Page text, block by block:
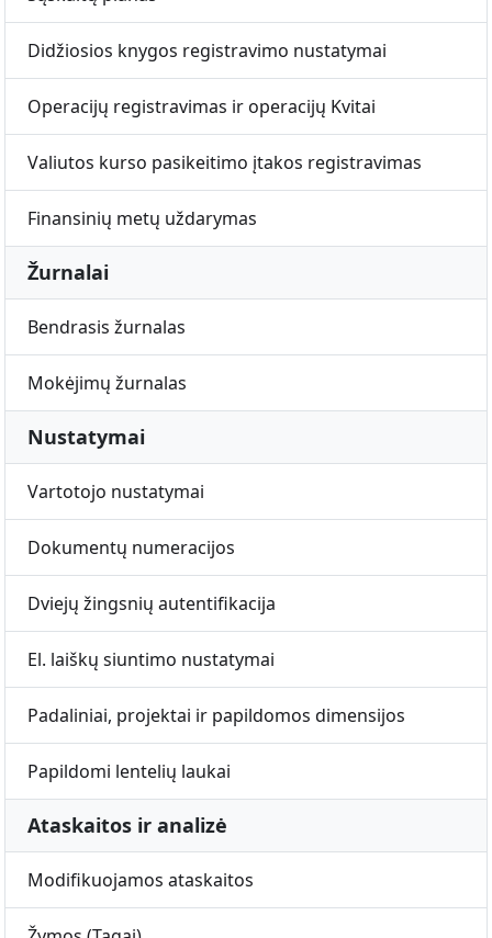
Didžiosios knygos registravimo nustatymai
Operacijų registravimas ir operacijų Kvitai
Valiutos kurso pasikeitimo įtakos registravimas
Finansinių metų uždarymas
Žurnalai
Bendrasis žurnalas
Mokėjimų žurnalas
Nustatymai
Vartotojo nustatymai
Dokumentų numeracijos
Dviejų žingsnių autentifikacija
El. laiškų siuntimo nustatymai
Padaliniai, projektai ir papildomos dimensijos
Papildomi lentelių laukai
Ataskaitos ir analizė
Modifikuojamos ataskaitos